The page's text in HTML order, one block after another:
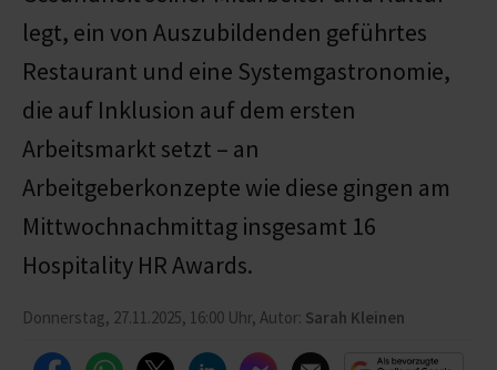
legt, ein von Auszubildenden geführtes
Restaurant und eine Systemgastronomie,
die auf Inklusion auf dem ersten
Arbeitsmarkt setzt – an
Arbeitgeberkonzepte wie diese gingen am
Mittwochnachmittag insgesamt 16
Hospitality HR Awards.
Donnerstag, 27.11.2025, 16:00 Uhr, Autor: Sarah Kleinen